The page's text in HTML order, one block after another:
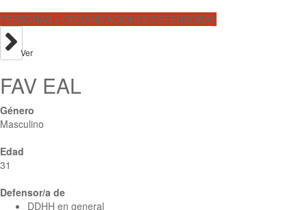
PERSONAS y ORGANIZACIONES DEFENSORAS
Ver
FAV EAL
Género
Masculino
Edad
31
Defensor/a de
DDHH en general